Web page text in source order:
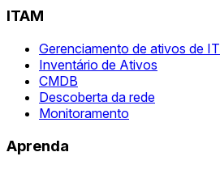
ITAM
Gerenciamento de ativos de IT
Inventário de Ativos
CMDB
Descoberta da rede
Monitoramento
Aprenda